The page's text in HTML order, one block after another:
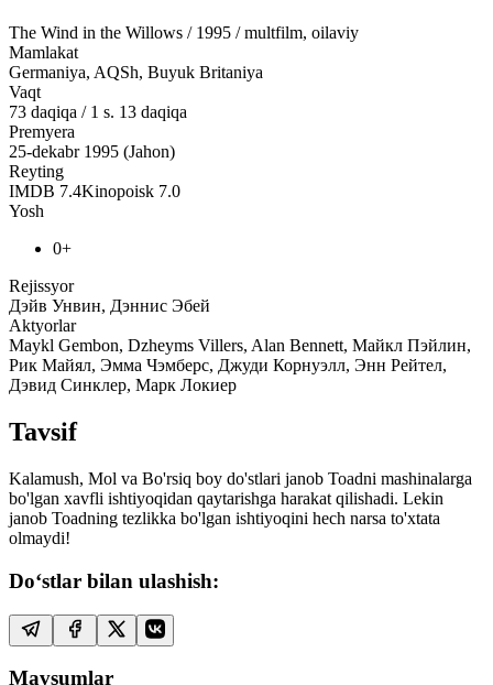
The Wind in the Willows / 1995 / multfilm, oilaviy
Mamlakat
Germaniya, AQSh, Buyuk Britaniya
Vaqt
73 daqiqa / 1 s. 13 daqiqa
Premyera
25-dekabr 1995 (Jahon)
Reyting
IMDB 7.4Kinopoisk 7.0
Yosh
0+
Rejissyor
Дэйв Унвин, Дэннис Эбей
Aktyorlar
Maykl Gembon, Dzheyms Villers, Alan Bennett, Майкл Пэйлин,
Рик Майял, Эмма Чэмберс, Джуди Корнуэлл, Энн Рейтел,
Дэвид Синклер, Марк Локиер
Tavsif
Kalamush, Mol va Bo'rsiq boy do'stlari janob Toadni mashinalarga
bo'lgan xavfli ishtiyoqidan qaytarishga harakat qilishadi. Lekin
janob Toadning tezlikka bo'lgan ishtiyoqini hech narsa to'xtata
olmaydi!
Do‘stlar bilan ulashish:
Mavsumlar